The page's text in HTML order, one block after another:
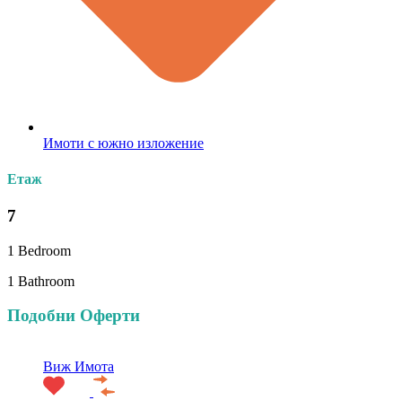
Имоти с южно изложение
Етаж
7
1 Bedroom
1 Bathroom
Подобни Оферти
Виж Имота